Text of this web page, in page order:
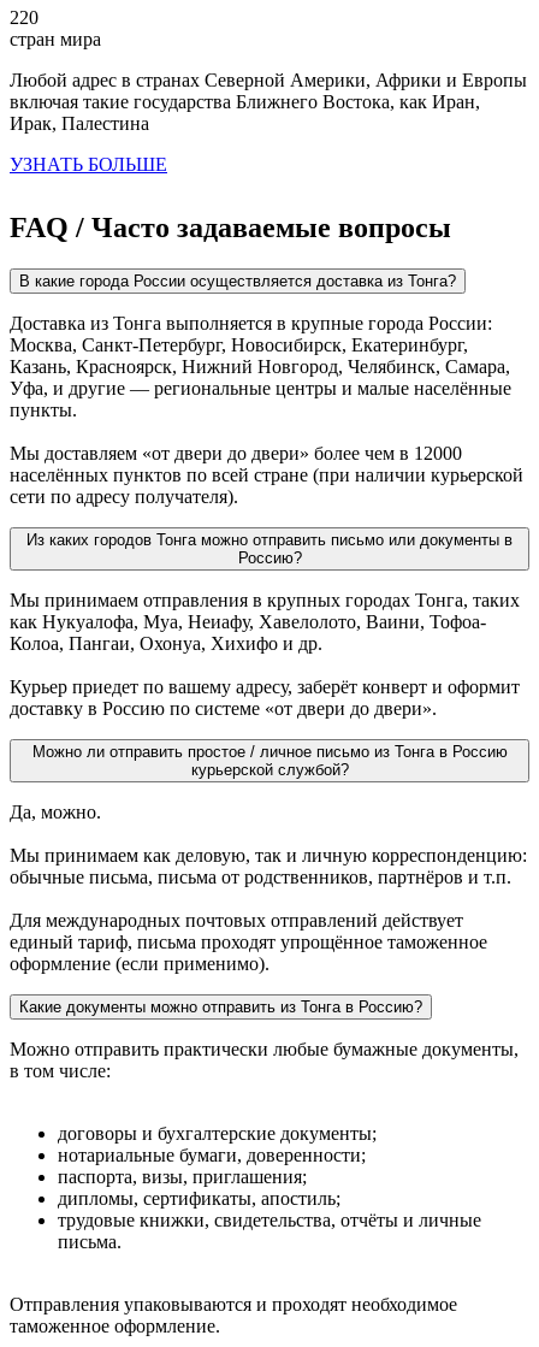
220
стран мира
Любой адрес в странах Северной Америки, Африки и Европы
включая такие государства Ближнего Востока, как Иран,
Ирак, Палестина
УЗНАТЬ БОЛЬШЕ
FAQ / Часто задаваемые вопросы
В какие города России осуществляется доставка из Тонга?
Доставка из Тонга выполняется в крупные города России:
Москва, Санкт-Петербург, Новосибирск, Екатеринбург,
Казань, Красноярск, Нижний Новгород, Челябинск, Самара,
Уфа, и другие — региональные центры и малые населённые
пункты.
Мы доставляем «от двери до двери» более чем в 12000
населённых пунктов по всей стране (при наличии курьерской
сети по адресу получателя).
Из каких городов Тонга можно отправить письмо или документы в
Россию?
Мы принимаем отправления в крупных городах Тонга, таких
как Нукуалофа, Муа, Неиафу, Хавелолото, Ваини, Тофоа-
Колоа, Пангаи, Охонуа, Хихифо и др.
Курьер приедет по вашему адресу, заберёт конверт и оформит
доставку в Россию по системе «от двери до двери».
Можно ли отправить простое / личное письмо из Тонга в Россию
курьерской службой?
Да, можно.
Мы принимаем как деловую, так и личную корреспонденцию:
обычные письма, письма от родственников, партнёров и т.п.
Для международных почтовых отправлений действует
единый тариф, письма проходят упрощённое таможенное
оформление (если применимо).
Какие документы можно отправить из Тонга в Россию?
Можно отправить практически любые бумажные документы,
в том числе:
договоры и бухгалтерские документы;
нотариальные бумаги, доверенности;
паспорта, визы, приглашения;
дипломы, сертификаты, апостиль;
трудовые книжки, свидетельства, отчёты и личные
письма.
Отправления упаковываются и проходят необходимое
таможенное оформление.